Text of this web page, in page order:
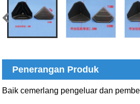
Penerangan Produk
Baik cemerlang pengeluar dan